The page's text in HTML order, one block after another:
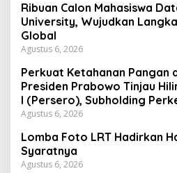
Ribuan Calon Mahasiswa
University, Wujudkan
Global
Agustus 6, 2026
Perkuat Ketahanan Pangan
Presiden Prabowo Tinjau
I (Persero), Subholding
Agustus 6, 2026
Lomba Foto LRT Hadirkan
Syaratnya
Agustus 6, 2026